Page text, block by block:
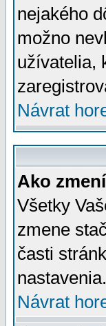
nejakého
možno
užívatelia,
Návrat
Ako
Všetky
zmene
časti
nastavenia.
Návrat